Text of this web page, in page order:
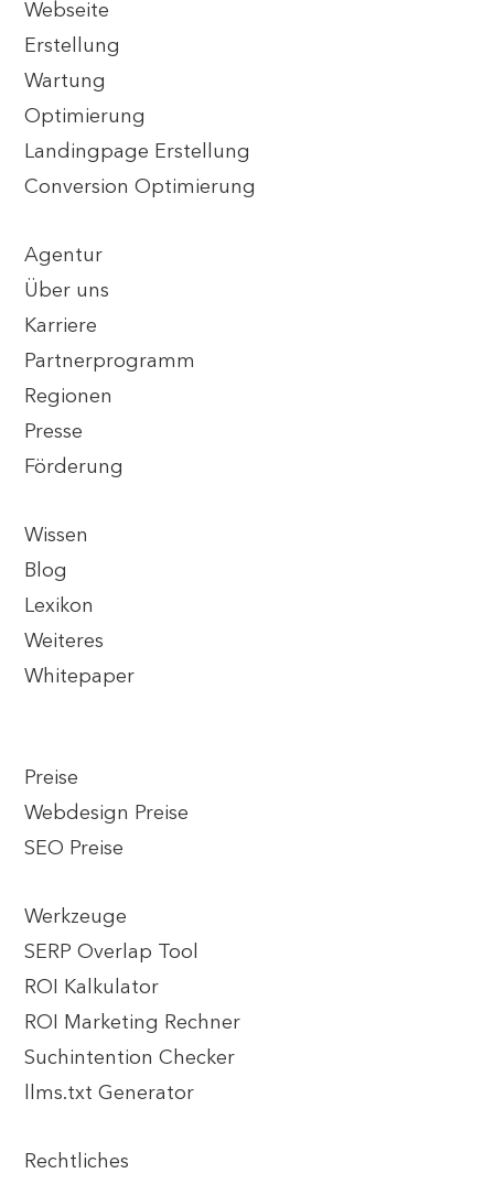
Webseite
Erstellung
Wartung
Optimierung
Landingpage Erstellung
Conversion Optimierung
Agentur
Über uns
Karriere
Partnerprogramm
Regionen
Presse
Förderung
Wissen
Blog
Lexikon
Weiteres
Whitepaper
Preise
Webdesign Preise
SEO Preise
Werkzeuge
SERP Overlap Tool
ROI Kalkulator
ROI Marketing Rechner
Suchintention Checker
llms.txt Generator
Rechtliches